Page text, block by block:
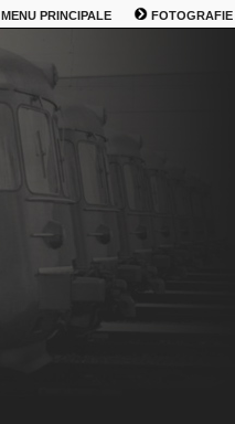
MENU PRINCIPALE FOTOGRAFIE